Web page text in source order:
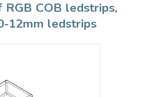
COB ledstrips,
12mm ledstrips